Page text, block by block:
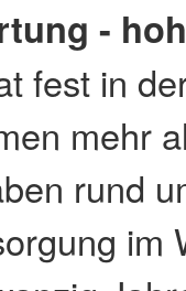
-
fest in
mehr
rund
im